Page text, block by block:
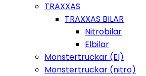
TRAXXAS
TRAXXAS BILAR
Nitrobilar
Elbilar
Monstertruckar (El)
Monstertruckar (nitro)